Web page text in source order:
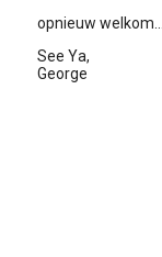
opnieuw welkom...
See Ya,
George